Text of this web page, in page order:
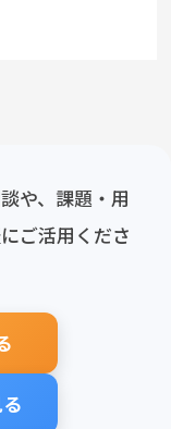
や、課題・用
ご活用くださ